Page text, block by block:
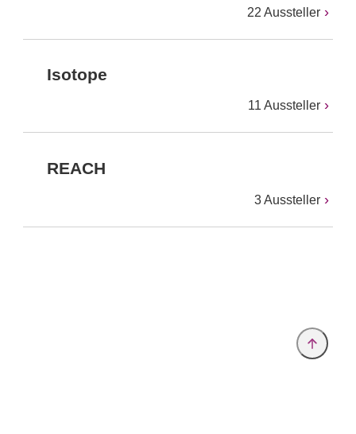
22 Aussteller
Isotope
11 Aussteller
REACH
3 Aussteller